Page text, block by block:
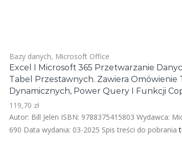
Bazy danych, Microsoft Office
Excel I Microsoft 365 Przetwarzanie
Tabel Przestawnych. Zawiera Omówienie
Dynamicznych, Power Query I Funkcji
119,70 zł
Autor: Bill Jelen ISBN: 9788375415803 Wydawca:
690 Data wydania: 03-2025 Spis treści do pobrania